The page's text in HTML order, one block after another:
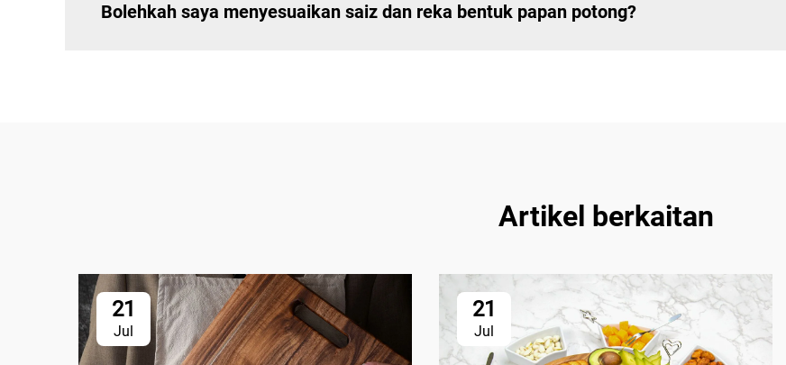
Bolehkah saya menyesuaikan saiz dan reka bentuk papan potong?
Artikel berkaitan
21
Jul
21
Jul